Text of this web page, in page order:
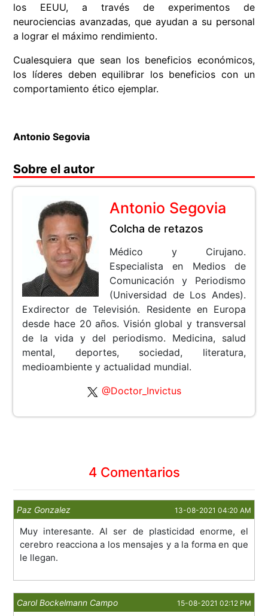
los EEUU, a través de experimentos de
neurociencias avanzadas, que ayudan a su personal
a lograr el máximo rendimiento.
Cualesquiera que sean los beneficios económicos,
los líderes deben equilibrar los beneficios con un
comportamiento ético ejemplar.
Antonio Segovia
Sobre el autor
Antonio Segovia
Colcha de retazos
Médico y Cirujano.
Especialista en Medios de
Comunicación y Periodismo
(Universidad de Los Andes).
Exdirector de Televisión. Residente en Europa
desde hace 20 años. Visión global y transversal
de la vida y del periodismo. Medicina, salud
mental, deportes, sociedad, literatura,
medioambiente y actualidad mundial.
@Doctor_Invictus
4 Comentarios
Paz Gonzalez 13-08-2021 04:20 AM
Muy interesante. Al ser de plasticidad enorme, el
cerebro reacciona a los mensajes y a la forma en que
le llegan.
Carol Bockelmann Campo 15-08-2021 02:12 PM